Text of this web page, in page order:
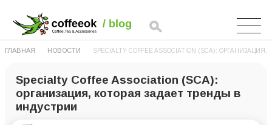
ГЛАВНАЯ НОВОСТИ SPECIALTY COFFEE ASSOCIATION (SCA):
Specialty Coffee Association (SCA):
организация, которая задает тренды в
индустрии